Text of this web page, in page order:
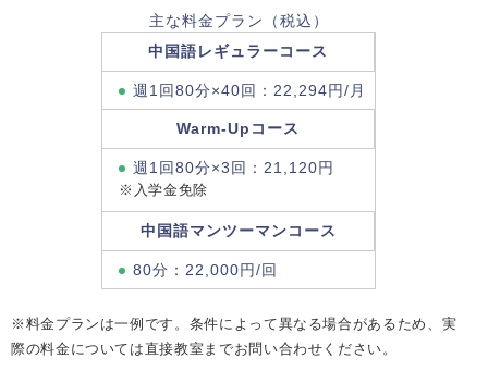
主な料金プラン（税込）
中国語レギュラーコース
週1回80分×40回：22,294円/月
Warm-Upコース
週1回80分×3回：21,120円
※入学金免除
中国語マンツーマンコース
80分：22,000円/回
※料金プランは一例です。条件によって異なる場合があるため、実
際の料金については直接教室までお問い合わせください。